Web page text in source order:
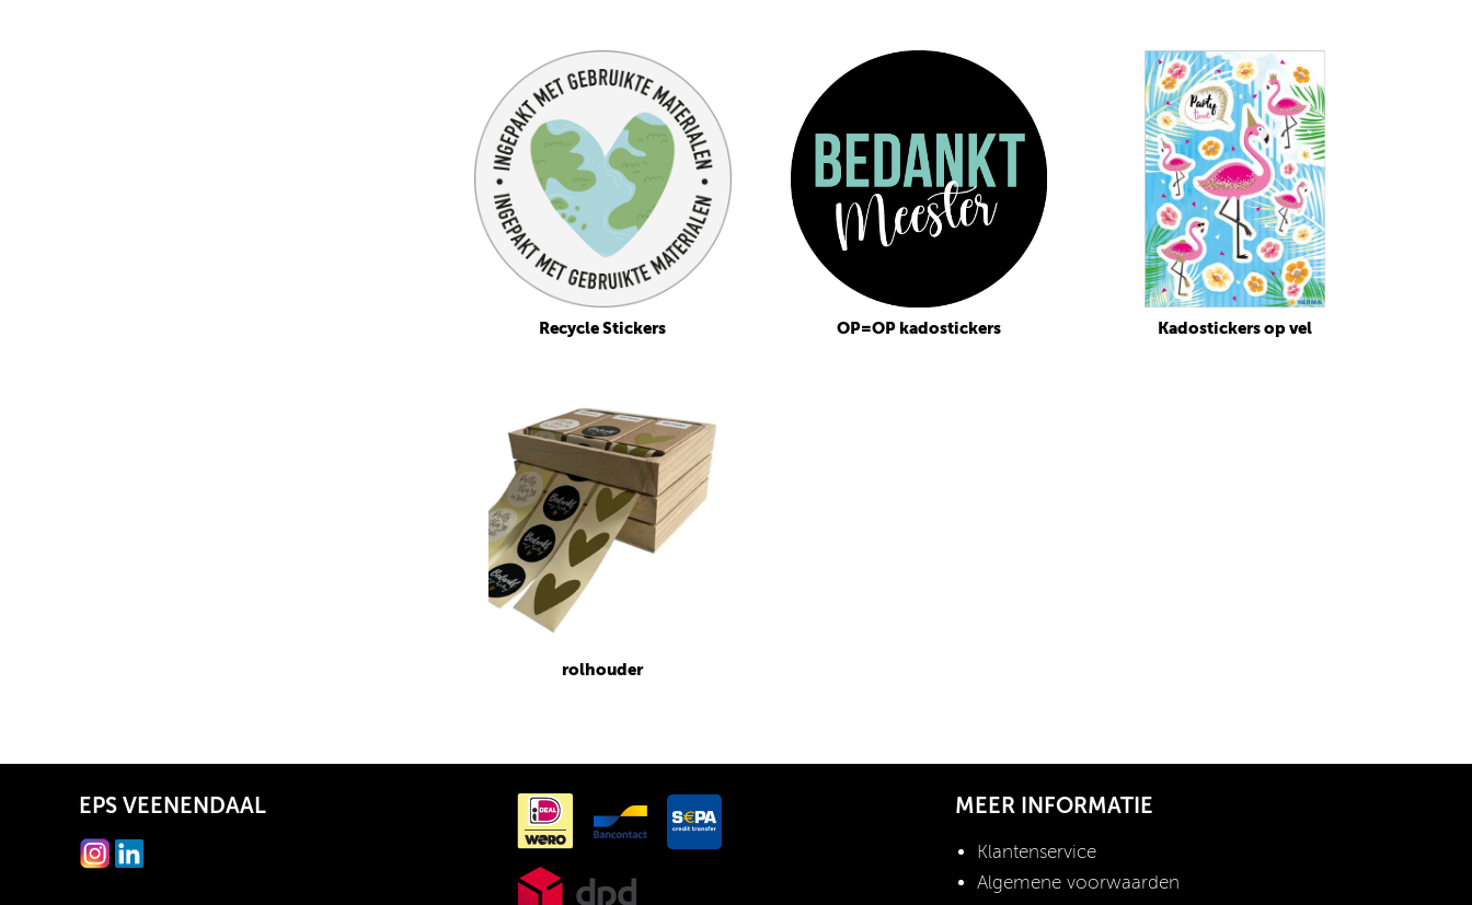
Recycle Stickers OP=OP kadostickers Kadostickers op vel
rolhouder
EPS VEENENDAAL MEER INFORMATIE
Klantenservice
Algemene voorwaarden